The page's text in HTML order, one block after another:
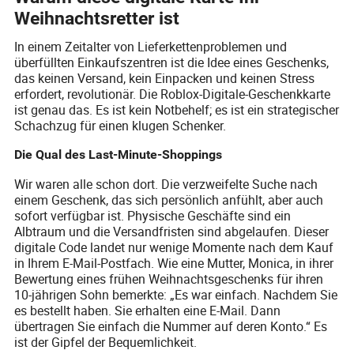
Weihnachtsretter ist
In einem Zeitalter von Lieferkettenproblemen und
überfüllten Einkaufszentren ist die Idee eines Geschenks,
das keinen Versand, kein Einpacken und keinen Stress
erfordert, revolutionär. Die Roblox-Digitale-Geschenkkarte
ist genau das. Es ist kein Notbehelf; es ist ein strategischer
Schachzug für einen klugen Schenker.
Die Qual des Last-Minute-Shoppings
Wir waren alle schon dort. Die verzweifelte Suche nach
einem Geschenk, das sich persönlich anfühlt, aber auch
sofort verfügbar ist. Physische Geschäfte sind ein
Albtraum und die Versandfristen sind abgelaufen. Dieser
digitale Code landet nur wenige Momente nach dem Kauf
in Ihrem E-Mail-Postfach. Wie eine Mutter, Monica, in ihrer
Bewertung eines frühen Weihnachtsgeschenks für ihren
10-jährigen Sohn bemerkte: „Es war einfach. Nachdem Sie
es bestellt haben. Sie erhalten eine E-Mail. Dann
übertragen Sie einfach die Nummer auf deren Konto.“ Es
ist der Gipfel der Bequemlichkeit.